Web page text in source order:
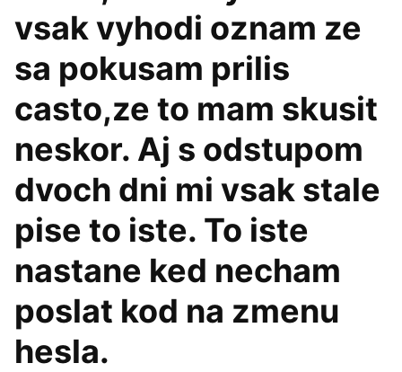
vsak vyhodi oznam ze
sa pokusam prilis
casto,ze to mam skusit
neskor. Aj s odstupom
dvoch dni mi vsak stale
pise to iste. To iste
nastane ked necham
poslat kod na zmenu
hesla.